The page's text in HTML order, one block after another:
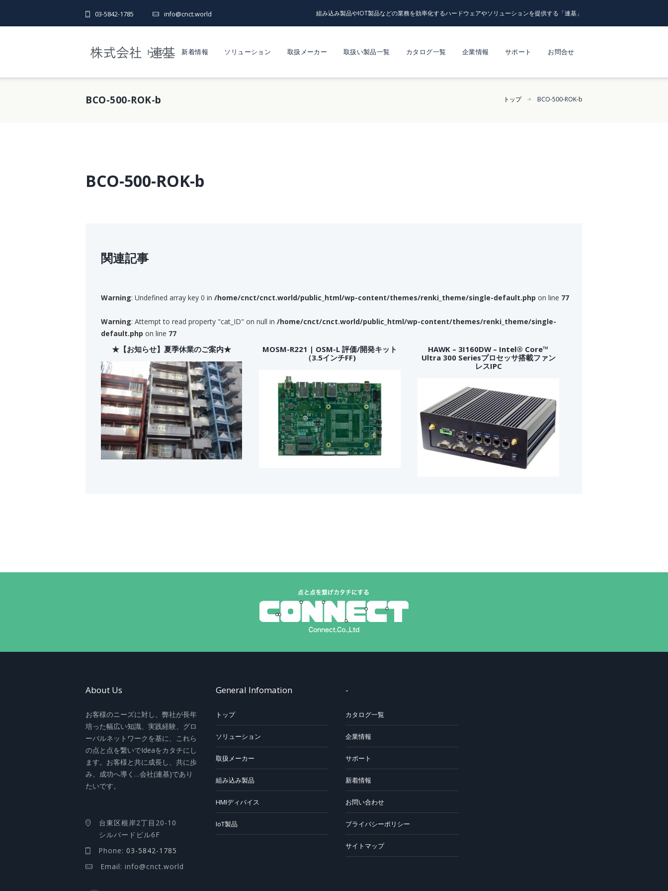
03-5842-1785 info@cnct.world 組み込み製品やIOT製品などの業務を効率化するハードウェアやソリューションを提供する「連基」
トップ 新着情報 ソリューション 取扱メーカー 取扱い製品一覧 カタログ一覧 企業情報 サポート お問合せ
BCO-500-ROK-b トップ BCO-500-ROK-b
BCO-500-ROK-b
関連記事
Warning: Undefined array key 0 in /home/cnct/cnct.world/public_html/wp-content/themes/renki_theme/single-default.php on line 77
Warning: Attempt to read property "cat_ID" on null in /home/cnct/cnct.world/public_html/wp-content/themes/renki_theme/single-
default.php on line 77
★【お知らせ】夏季休業のご案内★
MOSM-R221 | OSM-L 評価/開発キット
（3.5インチFF)
HAWK – 3I160DW – Intel® Core™
Ultra 300 Seriesプロセッサ搭載ファン
レスIPC
About Us
お客様のニーズに対し、弊社が長年
培った幅広い知識、実践経験、グロ
ーバルネットワークを基に、これら
の点と点を繋いでIdeaをカタチにし
ます。お客様と共に成長し、共に歩
み、成功へ導く…会社(連基)であり
たいです。
台東区根岸2丁目20-10
シルバードビル6F
Phone: 03-5842-1785
Email: info@cnct.world
General Infomation
トップ
ソリューション
取扱メーカー
組み込み製品
HMIディバイス
IoT製品
-
カタログ一覧
企業情報
サポート
新着情報
お問い合わせ
プライバシーポリシー
サイトマップ